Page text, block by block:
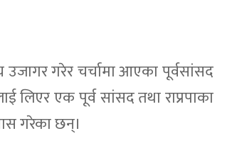
उजागर गरेर चर्चामा आएका पूर्वसांसद
लिएर एक पूर्व सांसद तथा राप्रपाका
गरेका छन्।